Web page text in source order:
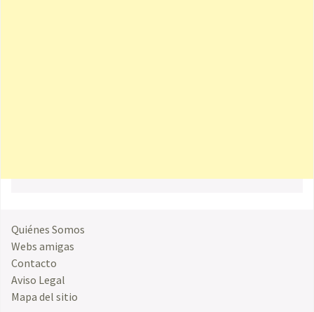
Quiénes Somos
Webs amigas
Contacto
Aviso Legal
Mapa del sitio